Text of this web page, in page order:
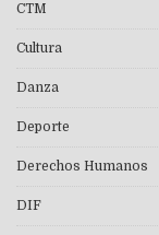
CTM
Cultura
Danza
Deporte
Derechos Humanos
DIF